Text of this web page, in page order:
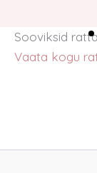
Sooviksid
Vaata kogu